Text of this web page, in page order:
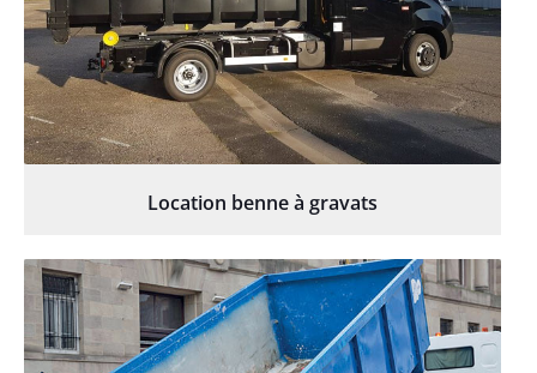
Location benne à gravats